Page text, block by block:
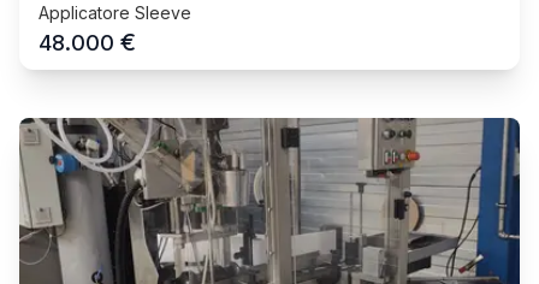
Applicatore Sleeve
48.000 €